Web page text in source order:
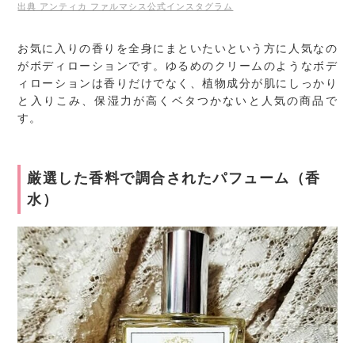
出典 アンティカ ファルマシス公式インスタグラム
お気に入りの香りを全身にまといたいという方に人気なの
がボディローションです。ゆるめのクリームのようなボデ
ィローションは香りだけでなく、植物成分が肌にしっかり
と入りこみ、保湿力が高くベタつかないと人気の商品で
す。
厳選した香料で調合されたパフューム（香
水）